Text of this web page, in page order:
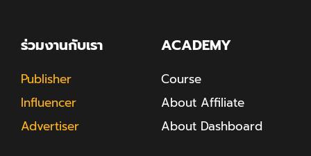
ร่วมงานกับเรา
Publisher
Influencer
Advertiser
ACADEMY
Course
About Affiliate
About Dashboard